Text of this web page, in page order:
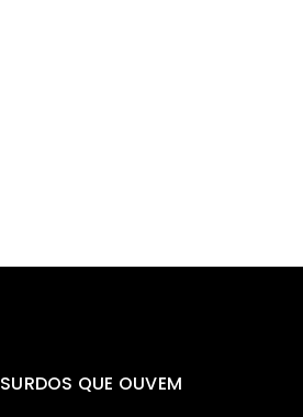
SURDOS QUE OUVEM